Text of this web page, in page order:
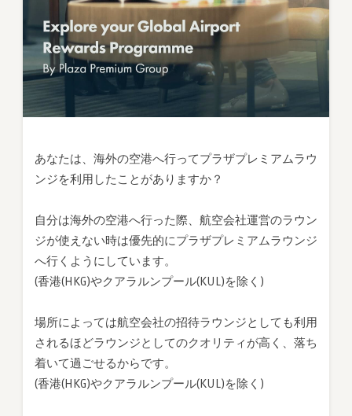
あなたは、海外の空港へ行ってプラザプレミアムラウ
ンジを利用したことがありますか？
自分は海外の空港へ行った際、航空会社運営のラウン
ジが使えない時は優先的にプラザプレミアムラウンジ
へ行くようにしています。
(香港(HKG)やクアラルンプール(KUL)を除く)
場所によっては航空会社の招待ラウンジとしても利用
されるほどラウンジとしてのクオリティが高く、落ち
着いて過ごせるからです。
(香港(HKG)やクアラルンプール(KUL)を除く)